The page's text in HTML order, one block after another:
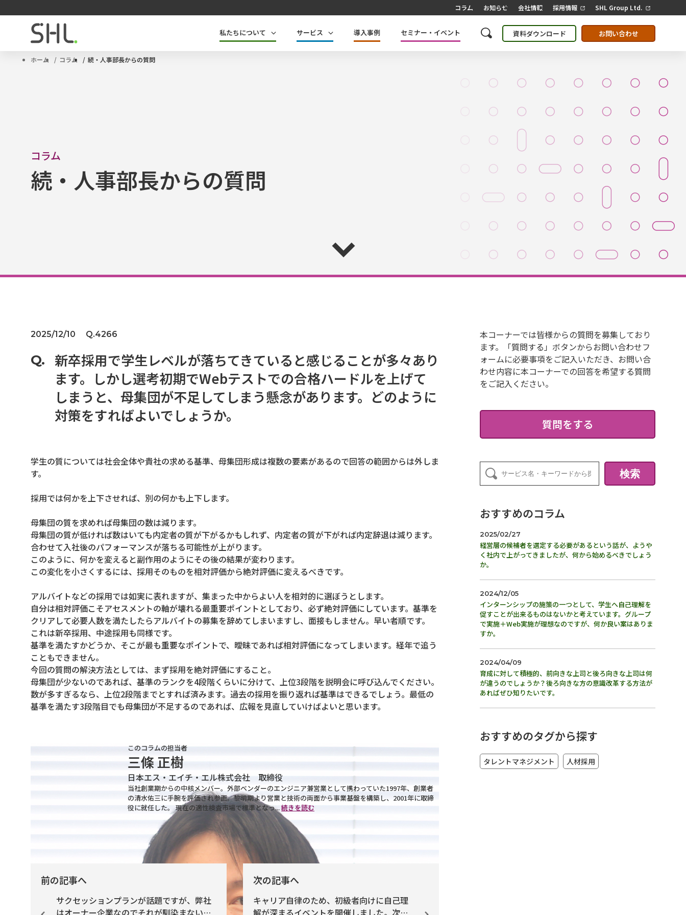
コラム お知らせ 会社情報 採用情報 SHL Group Ltd.
私たちについて サービス 導入事例 セミナー・イベント 資料ダウンロード お問い合わせ
ホーム コラム 続・人事部長からの質問
コラム
続・人事部長からの質問
2025/12/10 Q.4266
新卒採用で学生レベルが落ちてきていると感じることが多々あり
ます。しかし選考初期でWebテストでの合格ハードルを上げて
しまうと、母集団が不足してしまう懸念があります。どのように
対策をすればよいでしょうか。
学生の質については社会全体や貴社の求める基準、母集団形成は複数の要素があるので回答の範囲からは外しま
す。
採用では何かを上下させれば、別の何かも上下します。
母集団の質を求めれば母集団の数は減ります。
母集団の質が低ければ数はいても内定者の質が下がるかもしれず、内定者の質が下がれば内定辞退は減ります。
合わせて入社後のパフォーマンスが落ちる可能性が上がります。
このように、何かを変えると副作用のようにその後の結果が変わります。
この変化を小さくするには、採用そのものを相対評価から絶対評価に変えるべきです。
アルバイトなどの採用では如実に表れますが、集まった中からよい人を相対的に選ぼうとします。
自分は相対評価こそアセスメントの軸が壊れる最重要ポイントとしており、必ず絶対評価にしています。基準を
クリアして必要人数を満たしたらアルバイトの募集を辞めてしまいますし、面接もしません。早い者順です。
これは新卒採用、中途採用も同様です。
基準を満たすかどうか、そこが最も重要なポイントで、曖昧であれば相対評価になってしまいます。経年で追う
こともできません。
今回の質問の解決方法としては、まず採用を絶対評価にすること。
母集団が少ないのであれば、基準のランクを4段階くらいに分けて、上位3段階を説明会に呼び込んでください。
数が多すぎるなら、上位2段階までとすれば済みます。過去の採用を振り返れば基準はできるでしょう。最低の
基準を満たす3段階目でも母集団が不足するのであれば、広報を見直していけばよいと思います。
このコラムの担当者
三條 正樹
日本エス・エイチ・エル株式会社 取締役
当社創業期からの中核メンバー。外部ベンダーのエンジニア兼営業として携わっていた1997年、創業者
の清水佑三に手腕を評価され参画。黎明期より営業と技術の両面から事業基盤を構築し、2001年に取締
役に就任した。 現在の適性検査市場で標準となっ...続きを読む
前の記事へ
サクセッションプランが話題ですが、弊社
はオーナー企業なのでそれが馴染まないと
次の記事へ
キャリア自律のため、初級者向けに自己理
解が深まるイベントを開催しました。次の
本コーナーでは皆様からの質問を募集しており
ます。「質問する」ボタンからお問い合わせフ
ォームに必要事項をご記入いただき、お問い合
わせ内容に本コーナーでの回答を希望する質問
をご記入ください。
質問をする
検索
おすすめのコラム
2025/02/27
経営層の候補者を選定する必要があるという話が、ようや
く社内で上がってきましたが、何から始めるべきでしょう
か。
2024/12/05
インターンシップの施策の一つとして、学生へ自己理解を
促すことが出来るものはないかと考えています。グループ
で実施＋Web実施が理想なのですが、何か良い案はありま
すか。
2024/04/09
育成に対して積極的、前向きな上司と後ろ向きな上司は何
が違うのでしょうか？後ろ向きな方の意識改革する方法が
あればぜひ知りたいです。
おすすめのタグから探す
タレントマネジメント 人材採用